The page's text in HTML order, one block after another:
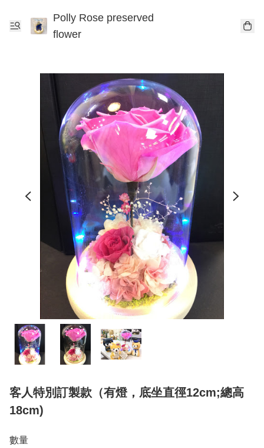
Polly Rose preserved
flower
客人特別訂製款（有燈，底坐直徑12cm;總高
18cm)
數量